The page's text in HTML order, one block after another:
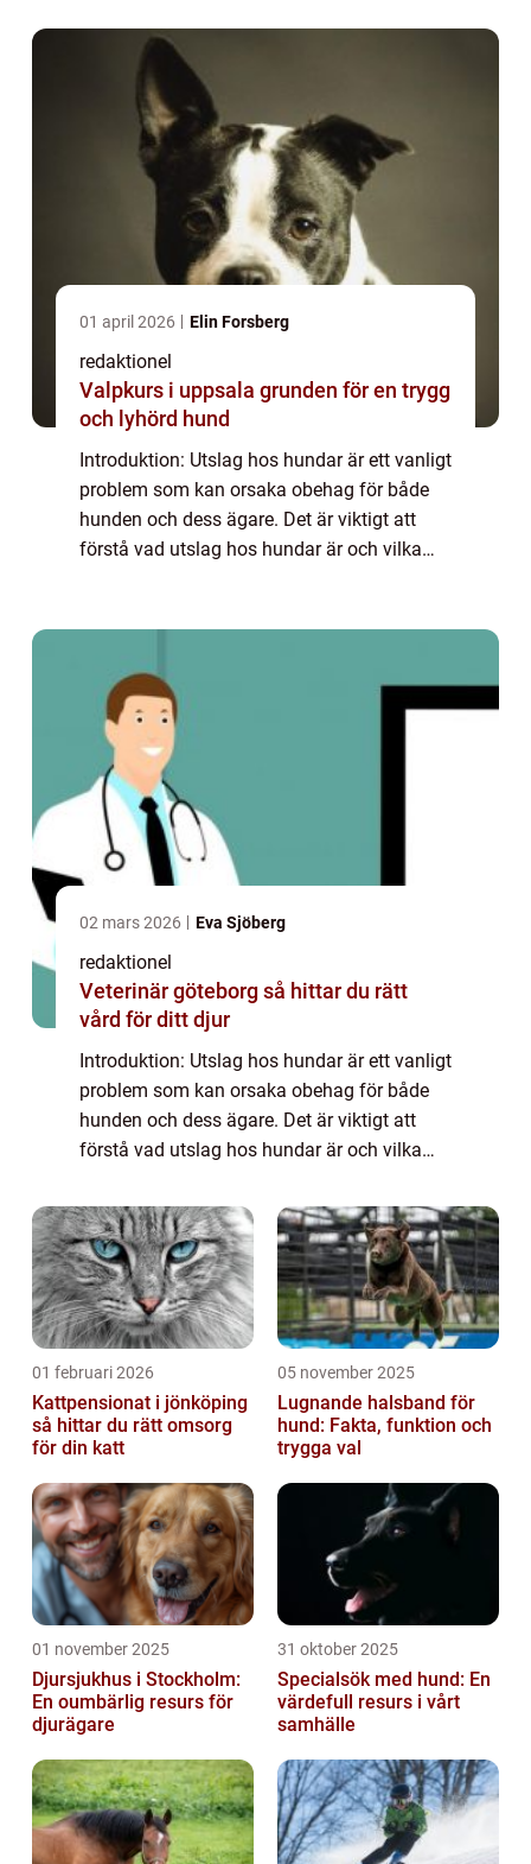
01 april 2026 Elin Forsberg
redaktionel
Valpkurs i uppsala grunden för en trygg
och lyhörd hund
Introduktion: Utslag hos hundar är ett vanligt
problem som kan orsaka obehag för både
hunden och dess ägare. Det är viktigt att
förstå vad utslag hos hundar är och vilka
02 mars 2026 Eva Sjöberg
redaktionel
Veterinär göteborg så hittar du rätt
vård för ditt djur
Introduktion: Utslag hos hundar är ett vanligt
problem som kan orsaka obehag för både
hunden och dess ägare. Det är viktigt att
förstå vad utslag hos hundar är och vilka
lämpliga åtgärder. Denna artikel ger e...
01 februari 2026
Kattpensionat i jönköping
så hittar du rätt omsorg
för din katt
05 november 2025
Lugnande halsband för
hund: Fakta, funktion och
trygga val
01 november 2025
Djursjukhus i Stockholm:
En oumbärlig resurs för
djurägare
31 oktober 2025
Specialsök med hund: En
värdefull resurs i vårt
samhälle